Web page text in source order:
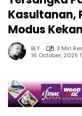
Kasultanan,
Modus
BLY
3 Min
16 October, 2025